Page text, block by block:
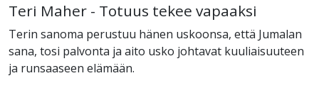
Teri Maher - Totuus tekee vapaaksi
Terin sanoma perustuu hänen uskoonsa, että Jumalan
sana, tosi palvonta ja aito usko johtavat kuuliaisuuteen
ja runsaaseen elämään.